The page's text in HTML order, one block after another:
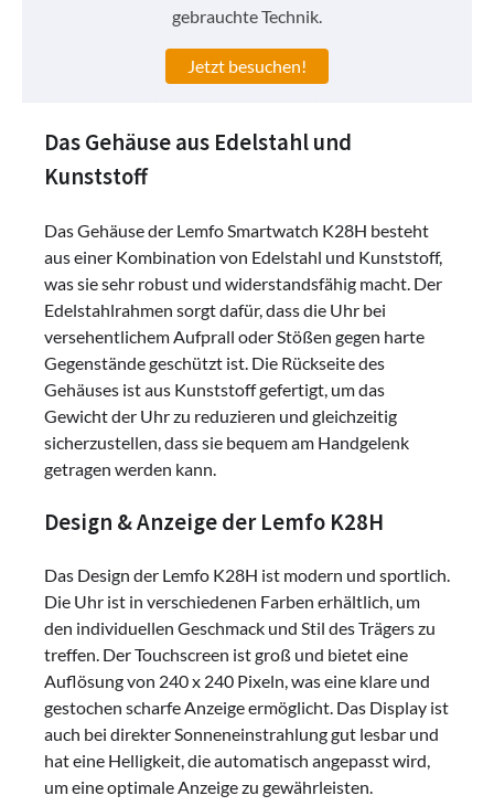
gebrauchte Technik.
Jetzt besuchen!
Das Gehäuse aus Edelstahl und
Kunststoff
Das Gehäuse der Lemfo Smartwatch K28H besteht
aus einer Kombination von Edelstahl und Kunststoff,
was sie sehr robust und widerstandsfähig macht. Der
Edelstahlrahmen sorgt dafür, dass die Uhr bei
versehentlichem Aufprall oder Stößen gegen harte
Gegenstände geschützt ist. Die Rückseite des
Gehäuses ist aus Kunststoff gefertigt, um das
Gewicht der Uhr zu reduzieren und gleichzeitig
sicherzustellen, dass sie bequem am Handgelenk
getragen werden kann.
Design & Anzeige der Lemfo K28H
Das Design der Lemfo K28H ist modern und sportlich.
Die Uhr ist in verschiedenen Farben erhältlich, um
den individuellen Geschmack und Stil des Trägers zu
treffen. Der Touchscreen ist groß und bietet eine
Auflösung von 240 x 240 Pixeln, was eine klare und
gestochen scharfe Anzeige ermöglicht. Das Display ist
auch bei direkter Sonneneinstrahlung gut lesbar und
hat eine Helligkeit, die automatisch angepasst wird,
um eine optimale Anzeige zu gewährleisten.